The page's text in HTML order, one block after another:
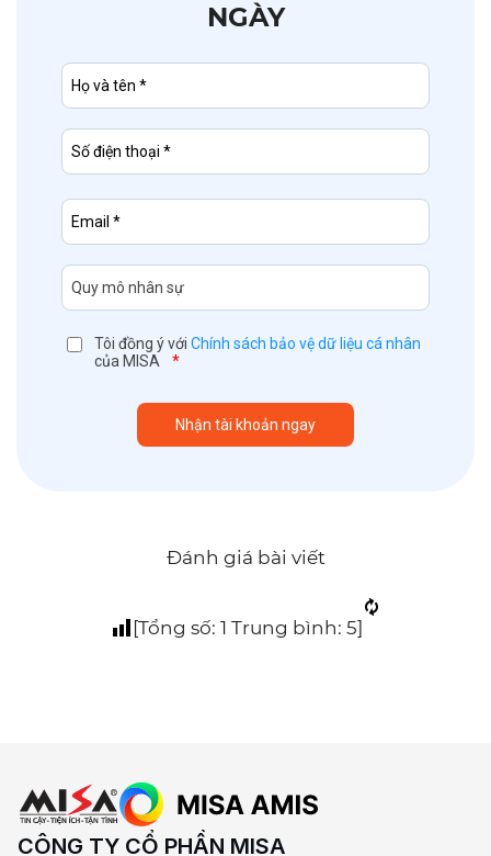
NGÀY
Tôi đồng ý với Chính sách bảo vệ dữ liệu cá nhân
của MISA
*
Đánh giá bài viết
[Tổng số: 1 Trung bình: 5]
CÔNG TY CỔ PHẦN MISA